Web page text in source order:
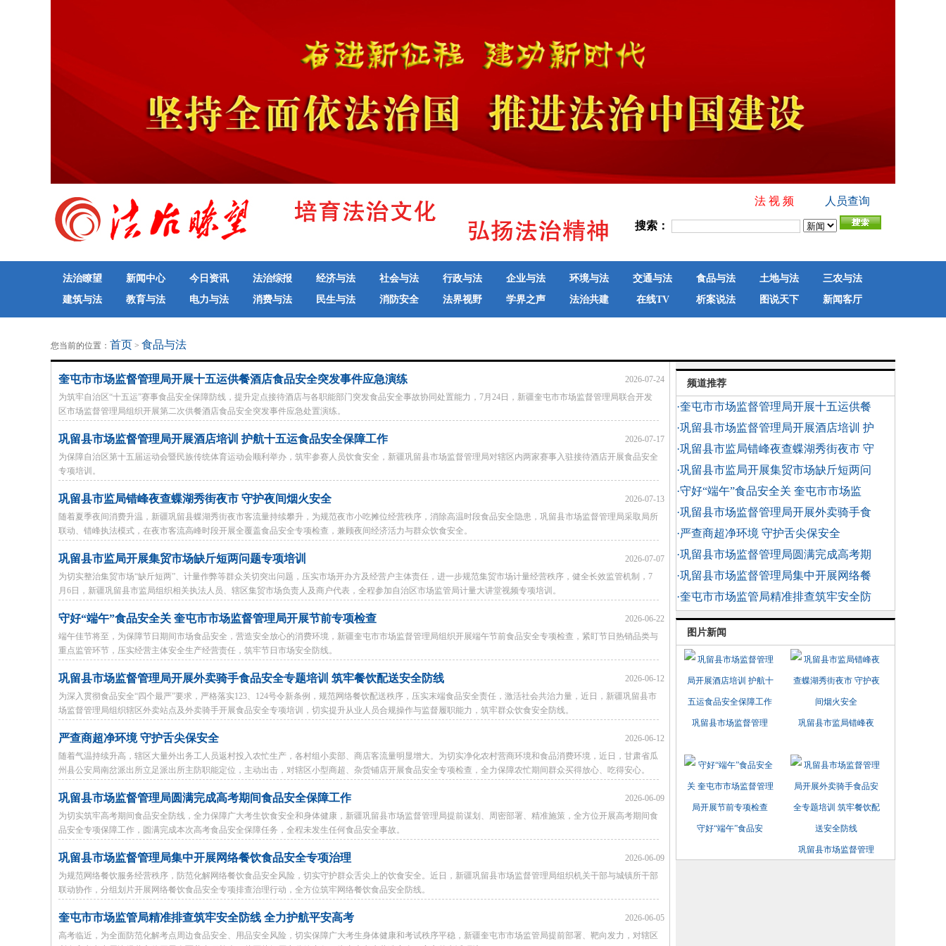
人员查询
法 视 频
搜索：
法治瞭望 新闻中心 今日资讯 法治综报 经济与法 社会与法 行政与法 企业与法 环境与法 交通与法 食品与法 土地与法
三农与法
建筑与法
教育与法 电力与法 消费与法 民生与法 消防安全 法界视野 学界之声 法治共建 在线TV 析案说法 图说天下
新闻客厅
地方法治联播
律师律所
您当前的位置： 首页 > 食品与法
奎屯市市场监督管理局开展十五运供餐酒店食品安全突发事件应急演练
2026-07-24
为筑牢自治区“十五运”赛事食品安全保障防线，提升定点接待酒店与各职能部门突发食品安全事故协同处置能力，7月24日，新疆奎屯市市场监督管理局联合开发
区市场监督管理局组织开展第二次供餐酒店食品安全突发事件应急处置演练。
巩留县市场监督管理局开展酒店培训 护航十五运食品安全保障工作
2026-07-17
为保障自治区第十五届运动会暨民族传统体育运动会顺利举办，筑牢参赛人员饮食安全，新疆巩留县市场监督管理局对辖区内两家赛事入驻接待酒店开展食品安全
专项培训。
巩留县市监局错峰夜查蝶湖秀街夜市 守护夜间烟火安全
2026-07-13
随着夏季夜间消费升温，新疆巩留县蝶湖秀街夜市客流量持续攀升，为规范夜市小吃摊位经营秩序，消除高温时段食品安全隐患，巩留县市场监督管理局采取局所
联动、错峰执法模式，在夜市客流高峰时段开展全覆盖食品安全专项检查，兼顾夜间经济活力与群众饮食安全。
巩留县市监局开展集贸市场缺斤短两问题专项培训
2026-07-07
为切实整治集贸市场“缺斤短两”、计量作弊等群众关切突出问题，压实市场开办方及经营户主体责任，进一步规范集贸市场计量经营秩序，健全长效监管机制，7
月6日，新疆巩留县市监局组织相关执法人员、辖区集贸市场负责人及商户代表，全程参加自治区市场监管局计量大讲堂视频专项培训。
守好“端午”食品安全关 奎屯市市场监督管理局开展节前专项检查
2026-06-22
端午佳节将至，为保障节日期间市场食品安全，营造安全放心的消费环境，新疆奎屯市市场监督管理局组织开展端午节前食品安全专项检查，紧盯节日热销品类与
重点监管环节，压实经营主体安全生产经营责任，筑牢节日市场安全防线。
巩留县市场监督管理局开展外卖骑手食品安全专题培训 筑牢餐饮配送安全防线
2026-06-12
为深入贯彻食品安全“四个最严”要求，严格落实123、124号令新条例，规范网络餐饮配送秩序，压实末端食品安全责任，激活社会共治力量，近日，新疆巩留县市
场监督管理局组织辖区外卖站点及外卖骑手开展食品安全专项培训，切实提升从业人员合规操作与监督履职能力，筑牢群众饮食安全防线。
严查商超净环境 守护舌尖保安全
2026-06-12
随着气温持续升高，辖区大量外出务工人员返村投入农忙生产，各村组小卖部、商店客流量明显增大。为切实净化农村营商环境和食品消费环境，近日，甘肃省瓜
州县公安局南岔派出所立足派出所主防职能定位，主动出击，对辖区小型商超、杂货铺店开展食品安全专项检查，全力保障农忙期间群众买得放心、吃得安心。
巩留县市场监督管理局圆满完成高考期间食品安全保障工作
2026-06-09
为切实筑牢高考期间食品安全防线，全力保障广大考生饮食安全和身体健康，新疆巩留县市场监督管理局提前谋划、周密部署、精准施策，全方位开展高考期间食
品安全专项保障工作，圆满完成本次高考食品安全保障任务，全程未发生任何食品安全事故。
巩留县市场监督管理局集中开展网络餐饮食品安全专项治理
2026-06-09
为规范网络餐饮服务经营秩序，防范化解网络餐饮食品安全风险，切实守护群众舌尖上的饮食安全。近日，新疆巩留县市场监督管理局组织机关干部与城镇所干部
联动协作，分组划片开展网络餐饮食品安全专项排查治理行动，全方位筑牢网络餐饮食品安全防线。
奎屯市市场监管局精准排查筑牢安全防线 全力护航平安高考
2026-06-05
高考临近，为全面防范化解考点周边食品安全、用品安全风险，切实保障广大考生身体健康和考试秩序平稳，新疆奎屯市市场监管局提前部署、靶向发力，对辖区
频道推荐
·奎屯市市场监督管理局开展十五运供餐
·巩留县市场监督管理局开展酒店培训 护
·巩留县市监局错峰夜查蝶湖秀街夜市 守
·巩留县市监局开展集贸市场缺斤短两问
·守好“端午”食品安全关 奎屯市市场监
·巩留县市场监督管理局开展外卖骑手食
·严查商超净环境 守护舌尖保安全
·巩留县市场监督管理局圆满完成高考期
·巩留县市场监督管理局集中开展网络餐
·奎屯市市场监管局精准排查筑牢安全防
图片新闻
巩留县市场监督管理 巩留县市监局错峰夜
守好“端午”食品安
巩留县市场监督管理